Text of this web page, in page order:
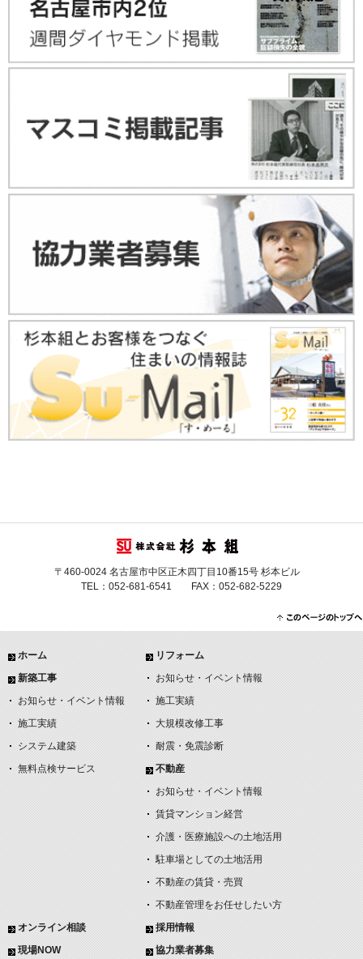
〒460-0024 名古屋市中区正木四丁目10番15号 杉本ビル
TEL：052-681-6541 FAX：052-682-5229
ホーム
新築工事
お知らせ・イベント情報
施工実績
システム建築
無料点検サービス
リフォーム
お知らせ・イベント情報
施工実績
大規模改修工事
耐震・免震診断
不動産
お知らせ・イベント情報
賃貸マンション経営
介護・医療施設への土地活用
駐車場としての土地活用
不動産の賃貸・売買
不動産管理をお任せしたい方
オンライン相談
現場NOW
採用情報
協力業者募集